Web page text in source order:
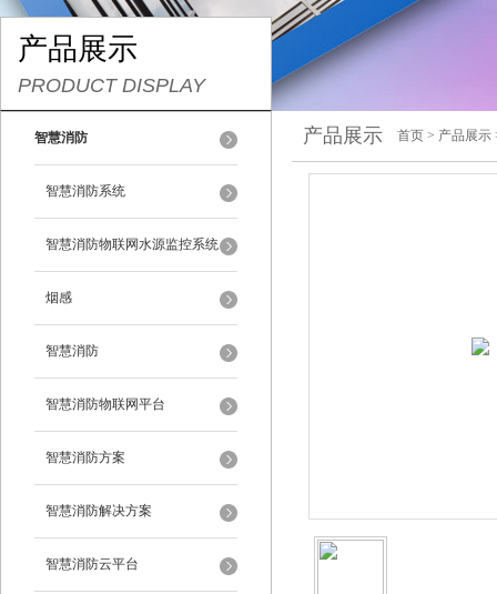
产品展示
PRODUCT DISPLAY
智慧消防
智慧消防系统
智慧消防物联网水源监控系统
烟感
智慧消防
智慧消防物联网平台
智慧消防方案
智慧消防解决方案
智慧消防云平台
产品展示 首页 > 产品展示